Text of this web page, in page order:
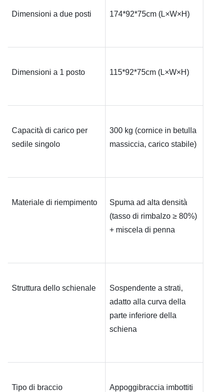
Dimensioni a due posti 174*92*75cm (L×W×H)
Dimensioni a 1 posto 115*92*75cm (L×W×H)
Capacità di carico per
sedile singolo
300 kg (cornice in betulla
massiccia, carico stabile)
Materiale di riempimento
Spuma ad alta densità
(tasso di rimbalzo ≥ 80%)
+ miscela di penna
Struttura dello schienale
Sospendente a strati,
adatto alla curva della
parte inferiore della
schiena
Tipo di braccio
Appoggibraccia imbottiti